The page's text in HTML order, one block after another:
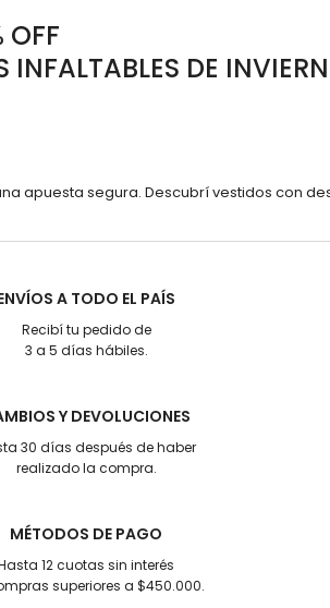
OFF
INFALTABLES DE
apuesta segura. Descubrí vestidos con
A TODO EL PAÍS
Recibí tu pedido de
3 a 5 días hábiles.
Y DEVOLUCIONES
30 días después de haber
realizado la compra.
MÉTODOS DE PAGO
12 cuotas sin interés
superiores a $450.000.